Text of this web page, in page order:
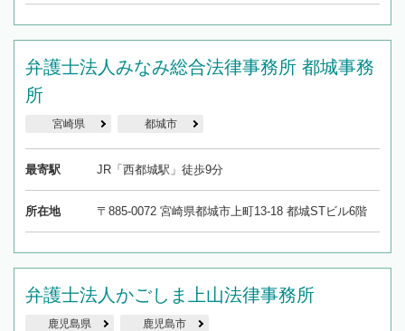
弁護士法人みなみ総合法律事務所 都城事務
所
宮崎県 都城市
最寄駅 JR「西都城駅」徒歩9分
所在地 〒885-0072 宮崎県都城市上町13-18 都城STビル6階
弁護士法人かごしま上山法律事務所
鹿児島県 鹿児島市